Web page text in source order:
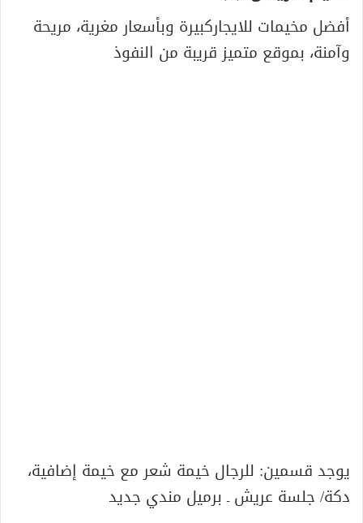
أفضل مخيمات للايجاركبيرة وبأسعار مغرية، مريحة
وآمنة، بموقع متميز قريبة من النفوذ
يوجد قسمين: للرجال خيمة شعر مع خيمة إضافية،
دكة/ جلسة عريش ـ برميل مندي جديد